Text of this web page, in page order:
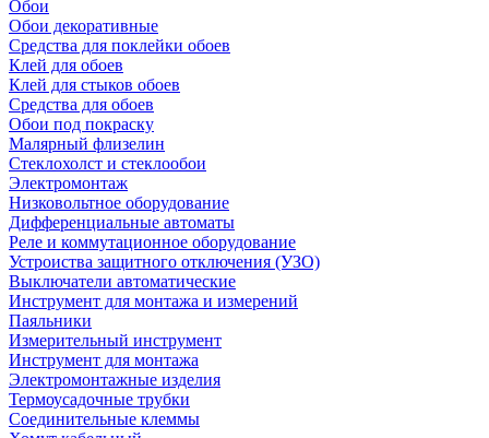
Обои
Обои декоративные
Средства для поклейки обоев
Клей для обоев
Клей для стыков обоев
Средства для обоев
Обои под покраску
Малярный флизелин
Стеклохолст и стеклообои
Электромонтаж
Низковольтное оборудование
Дифференциальные автоматы
Реле и коммутационное оборудование
Устроиства защитного отключения (УЗО)
Выключатели автоматические
Инструмент для монтажа и измерений
Паяльники
Измерительный инструмент
Инструмент для монтажа
Электромонтажные изделия
Термоусадочные трубки
Соединительные клеммы